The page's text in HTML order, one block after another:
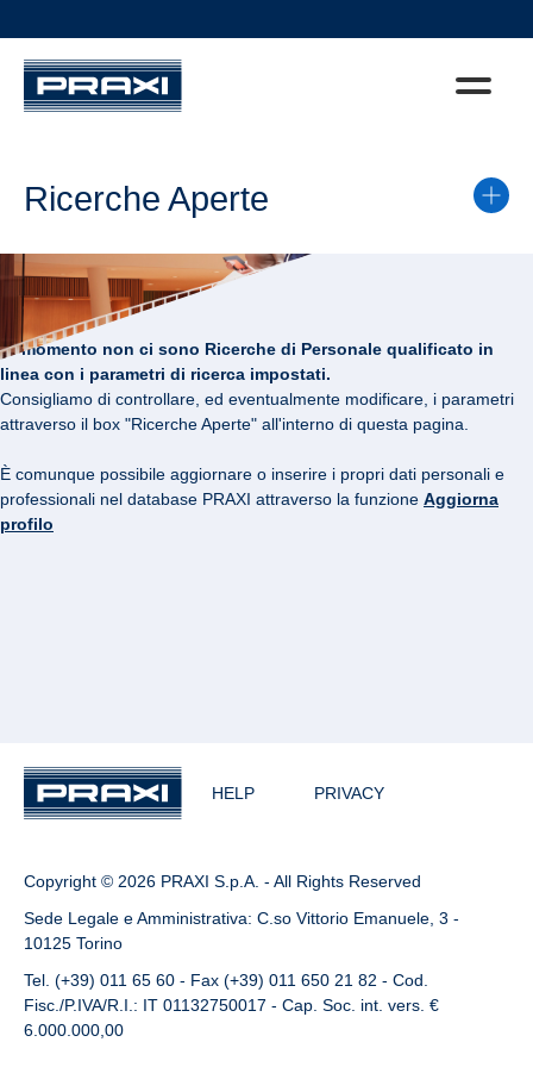
Ricerche Aperte
Al momento non ci sono Ricerche di Personale qualificato in
linea con i parametri di ricerca impostati.
Consigliamo di controllare, ed eventualmente modificare, i parametri
attraverso il box "Ricerche Aperte" all'interno di questa pagina.
È comunque possibile aggiornare o inserire i propri dati personali e
professionali nel database PRAXI attraverso la funzione Aggiorna
profilo
HELP PRIVACY
Copyright © 2026 PRAXI S.p.A. - All Rights Reserved
Sede Legale e Amministrativa: C.so Vittorio Emanuele, 3 -
10125 Torino
Tel. (+39) 011 65 60 - Fax (+39) 011 650 21 82 - Cod.
Fisc./P.IVA/R.I.: IT 01132750017 - Cap. Soc. int. vers. €
6.000.000,00